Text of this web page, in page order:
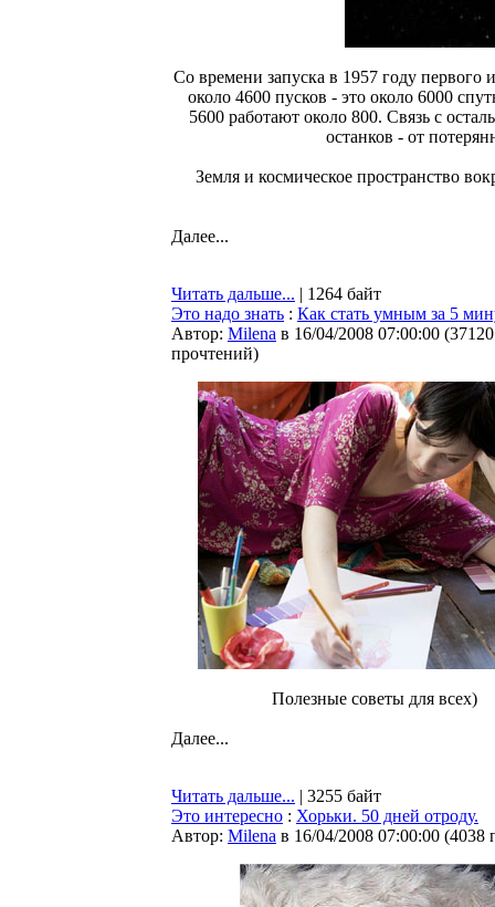
Со времени запуска в 1957 году первого
около 4600 пусков - это около 6000
5600 работают около 800. Связь с
останков - от
Земля и космическое пространство
Далее...
Читать дальше... | 1264 байт
Это надо знать : Как стать умным за 5
Автор: Milena в 16/04/2008 07:00:00 (37120
прочтений)
Полезные советы для всех)
Далее...
Читать дальше... | 3255 байт
Это интересно : Хорьки. 50 дней отроду.
Автор: Milena в 16/04/2008 07:00:00 (4038